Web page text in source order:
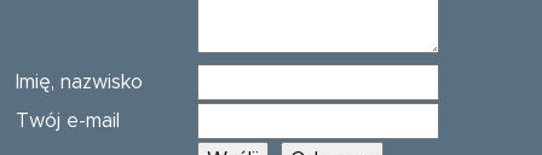
Imię, nazwisko
Twój e-mail